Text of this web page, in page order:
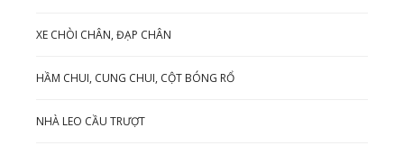
XE CHÒI CHÂN, ĐẠP CHÂN
HẦM CHUI, CUNG CHUI, CỘT BÓNG RỔ
NHÀ LEO CẦU TRƯỢT